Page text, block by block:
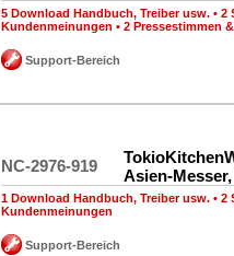
5 Download Handbuch, Treiber usw. • 2
Kundenmeinungen • 2 Pressestimmen
Support-Bereich
NC-2976-919
Asien-
1 Download Handbuch, Treiber usw. • 2
Kundenmeinungen
Support-Bereich